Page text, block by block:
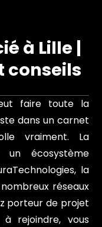
à Lille |
conseils
faire toute la
dans un carnet
vraiment. La
un écosystème
la
réseaux
porteur de projet
rejoindre, vous